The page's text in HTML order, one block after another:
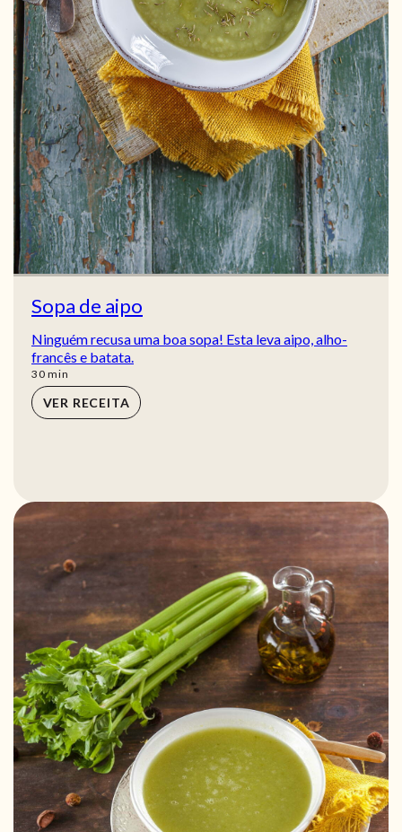
Sopa de aipo
Ninguém recusa uma boa sopa! Esta leva aipo, alho-
francês e batata.
30min
min
VER RECEITA